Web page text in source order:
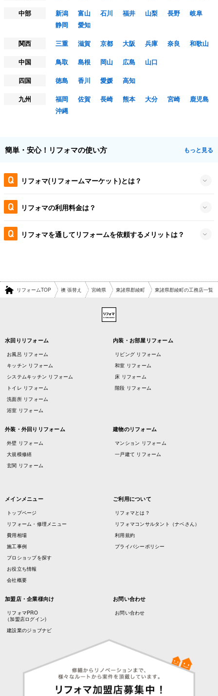
中部
新潟 富山 石川 福井 山梨 長野
岐阜
静岡
愛知
関西
三重 滋賀 京都 大阪 兵庫 奈良
和歌山
中国
鳥取 島根 岡山 広島
山口
四国
徳島 香川 愛媛
高知
九州
福岡 佐賀 長崎 熊本 大分 宮崎
鹿児島
沖縄
簡単・安心！リフォマの使い方 もっと見る
リフォマ(リフォームマーケット)とは？
リフォマの利用料金は？
リフォマを通してリフォームを依頼するメリットは？
リフォームTOP 襖 張替え 宮崎県 東諸県郡綾町 東諸県郡綾町の工務店一覧
水回りリフォーム
お風呂 リフォーム
キッチン リフォーム
システムキッチン リフォーム
トイレ リフォーム
洗面所 リフォーム
浴室 リフォーム
内装・お部屋リフォーム
リビング リフォーム
和室 リフォーム
床 リフォーム
階段 リフォーム
外装・外回りリフォーム
外壁 リフォーム
大規模修繕
玄関 リフォーム
建物のリフォーム
マンション リフォーム
一戸建て リフォーム
メインメニュー
トップページ
リフォーム・修理メニュー
費用相場
施工事例
プロショップを探す
お役立ち情報
会社概要
ご利用について
リフォマとは？
リフォマコンサルタント（ナベさん）
利用規約
プライバシーポリシー
加盟店・企業様向け
リフォマPRO
（加盟店ログイン)
建設業のジョブナビ
お問い合わせ
お問い合わせ